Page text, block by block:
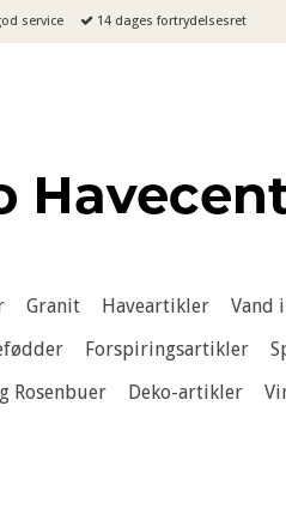
service 14 dages fortrydelsesret
Granit Haveartikler Vand
Forspiringsartikler
Rosenbuer Deko-artikler